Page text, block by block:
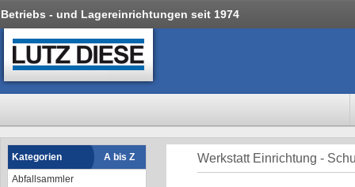
Betriebs - und Lagereinrichtungen seit 1974
Kategorien
A bis Z
Abfallsammler
Werkstatt Einrichtung -